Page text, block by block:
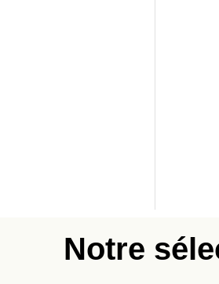
Notre